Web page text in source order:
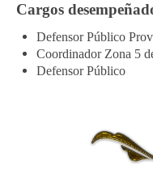
Cargos
Defensor Público
Coordinador Zona 5
Defensor Público